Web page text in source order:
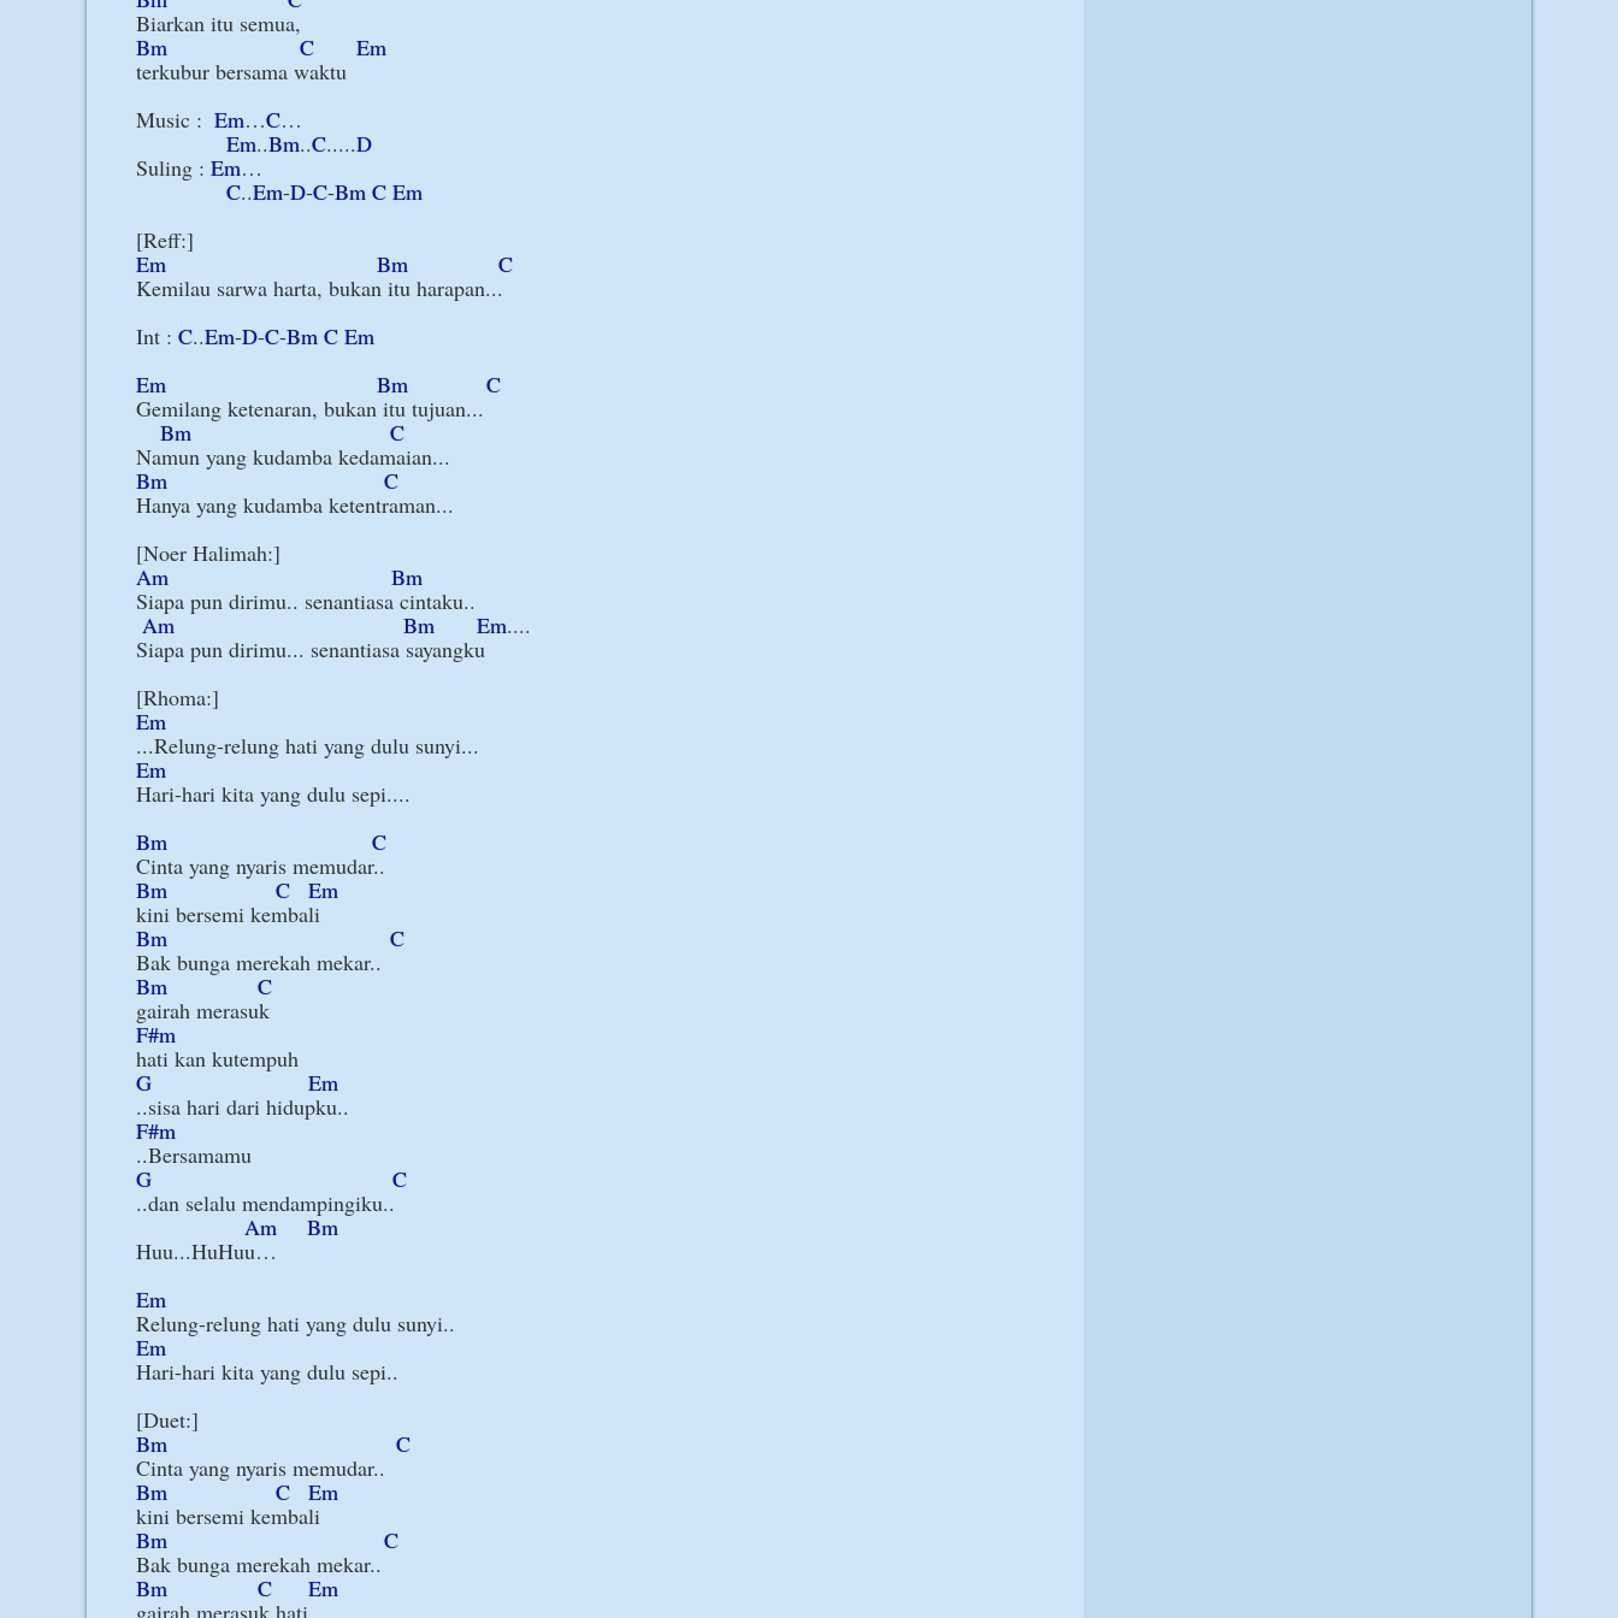
Bm
C
Em
terkubur bersama waktu
Music : Em…C…
Em..Bm..C.....D
Suling : Em…
C..Em-D-C-Bm C Em
Em
Bm
C
Kemilau sarwa harta, bukan itu harapan...
Int : C..Em-D-C-Bm C Em
Em
Bm
C
Gemilang ketenaran, bukan itu tujuan...
Bm
C
Bm
C
Hanya yang kudamba ketentraman...
Am
Bm
Siapa pun dirimu.. senantiasa cintaku..
Am
Bm Em....
Siapa pun dirimu... senantiasa sayangku
Em
Em
Hari-hari kita yang dulu sepi....
Bm
C
Bm
C
Em
Bm
C
Bm
C
F#m
G
Em
F#m
G
C
..dan selalu mendampingiku..
Am
Bm
Huu...HuHuu…
Em
Em
Hari-hari kita yang dulu sepi..
Bm
C
Bm
C
Em
Bm
C
Bm
C
Em
gairah merasuk hati